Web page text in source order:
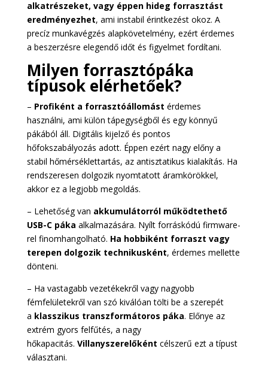
alkatrészeket, vagy éppen hideg forrasztást
eredményezhet, ami instabil érintkezést okoz. A
precíz munkavégzés alapkövetelmény, ezért érdemes
a beszerzésre elegendő időt és figyelmet fordítani.
Milyen forrasztópáka
típusok elérhetőek?
– Profiként a forrasztóállomást érdemes
használni, ami külön tápegységből és egy könnyű
pákából áll. Digitális kijelző és pontos
hőfokszabályozás adott. Éppen ezért nagy előny a
stabil hőmérséklettartás, az antisztatikus kialakítás. Ha
rendszeresen dolgozik nyomtatott áramkörökkel,
akkor ez a legjobb megoldás.
– Lehetőség van akkumulátorról működtethető
USB-C páka alkalmazására. Nyílt forráskódú firmware-
rel finomhangolható. Ha hobbiként forraszt vagy
terepen dolgozik technikusként, érdemes mellette
dönteni.
– Ha vastagabb vezetékekről vagy nagyobb
fémfelületekről van szó kiválóan tölti be a szerepét
a klasszikus transzformátoros páka. Előnye az
extrém gyors felfűtés, a nagy
hőkapacitás. Villanyszerelőként célszerű ezt a típust
választani.